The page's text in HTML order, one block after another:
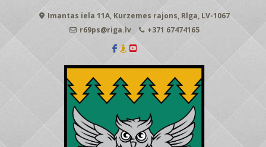
content
Imantas iela 11A, Kurzemes rajons, Rīga, LV-1067
r69ps@riga.lv
+371 67474165